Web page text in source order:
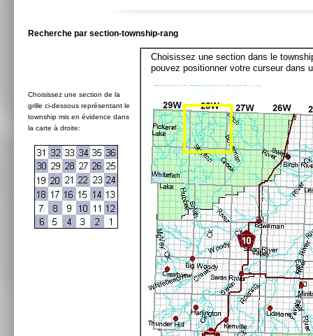
Recherche par section-township-rang
Choisissez une section de la
grille ci-dessous représentant le
township mis en évidence dans
la carte à droite:
Choisissez une section dans le
pouvez positionner votre curseur dans